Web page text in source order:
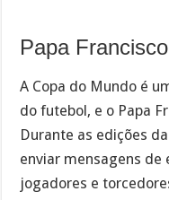
Papa
A Copa do Mundo é
do futebol, e o Papa
Durante as edições
enviar mensagens de
jogadores e